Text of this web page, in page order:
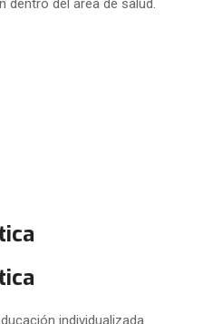
dentro del área de salud.
individualizada